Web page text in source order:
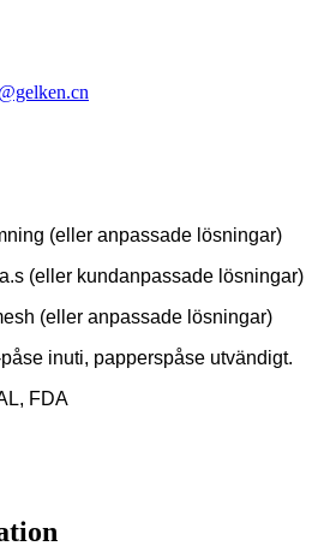
(eller anpassade lösningar)
(eller kundanpassade lösningar)
(eller anpassade lösningar)
inuti, papperspåse utvändigt.
FDA